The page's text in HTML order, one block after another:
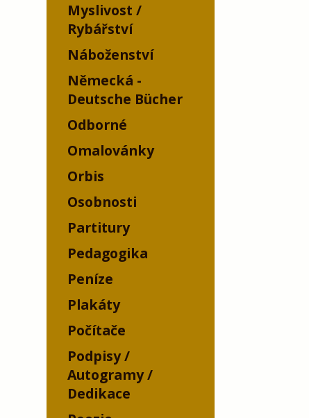
Myslivost /
Rybářství
Náboženství
Německá -
Deutsche Bücher
Odborné
Omalovánky
Orbis
Osobnosti
Partitury
Pedagogika
Peníze
Plakáty
Počítače
Podpisy /
Autogramy /
Dedikace